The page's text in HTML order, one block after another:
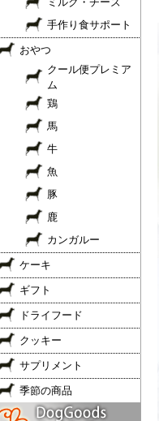
手作り食サポート
おやつ
クール便プレミア
ム
鶏
馬
牛
魚
豚
鹿
カンガルー
ケーキ
ギフト
ドライフード
クッキー
サプリメント
季節の商品